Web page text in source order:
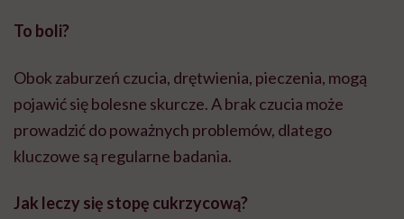
To boli?
Obok zaburzeń czucia, drętwienia, pieczenia, mogą
pojawić się bolesne skurcze. A brak czucia może
prowadzić do poważnych problemów, dlatego
kluczowe są regularne badania.
Jak leczy się stopę cukrzycową?